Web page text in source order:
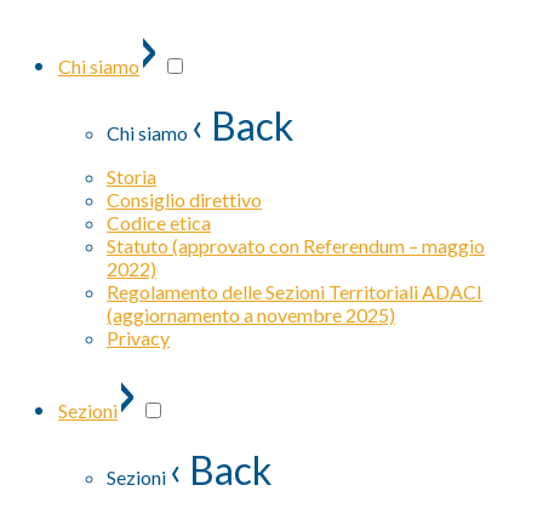
Chi siamo ›
Chi siamo ‹ Back
Storia
Consiglio direttivo
Codice etica
Statuto (approvato con Referendum – maggio
2022)
Regolamento delle Sezioni Territoriali ADACI
(aggiornamento a novembre 2025)
Privacy
Sezioni›
Sezioni ‹ Back